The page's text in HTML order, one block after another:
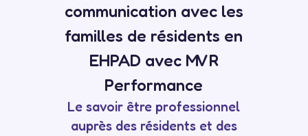
communication avec les
familles de résidents en
EHPAD avec MVR
Performance
Le savoir être professionnel
auprès des résidents et des